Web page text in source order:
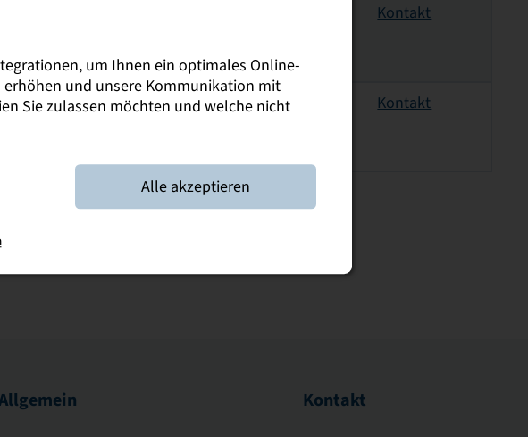
Kontakt
Neumerkel
Kontakt
Kontakt
um Ihnen ein optimales Online-
und unsere Kommunikation mit
Sie zulassen möchten und welche nicht
Alle akzeptieren